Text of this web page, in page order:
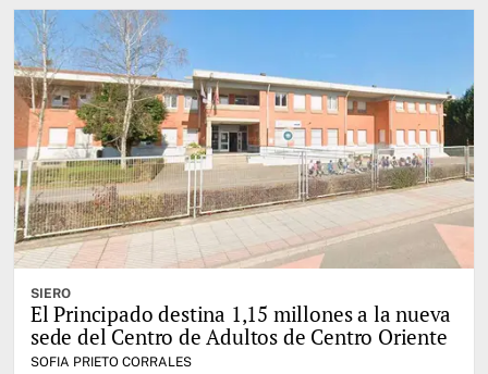
SIERO
El Principado destina 1,15 millones a la nueva
sede del Centro de Adultos de Centro Oriente
SOFIA PRIETO CORRALES